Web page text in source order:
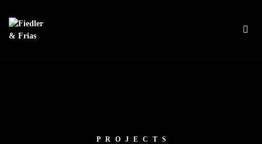
PROJECTS